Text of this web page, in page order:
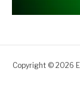
Copyright © 2026